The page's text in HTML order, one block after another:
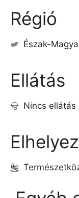
Régió
Észak-
Ellátás
Nincs ellátás